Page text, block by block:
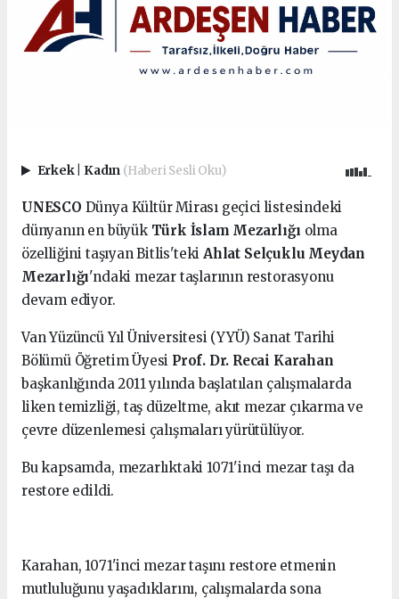
Erkek Kadın (Haberi Sesli Oku)
UNESCO Dünya Kültür Mirası geçici listesindeki
dünyanın en büyük Türk İslam Mezarlığı olma
özelliğini taşıyan Bitlis'tekiAhlat Selçuklu Meydan
Mezarlığı'ndaki mezar taşlarının restorasyonu
devam ediyor.
Van Yüzüncü Yıl Üniversitesi (YYÜ) Sanat Tarihi
Bölümü Öğretim Üyesi Prof. Dr. Recai Karahan
başkanlığında 2011 yılında başlatılan çalışmalarda
liken temizliği, taş düzeltme, akıt mezar çıkarma ve
çevre düzenlemesi çalışmaları yürütülüyor.
Bu kapsamda, mezarlıktaki 1071'inci mezar taşı da
restore edildi.
Karahan, 1071'inci mezar taşını restore etmenin
mutluluğunu yaşadıklarını, çalışmalarda sona